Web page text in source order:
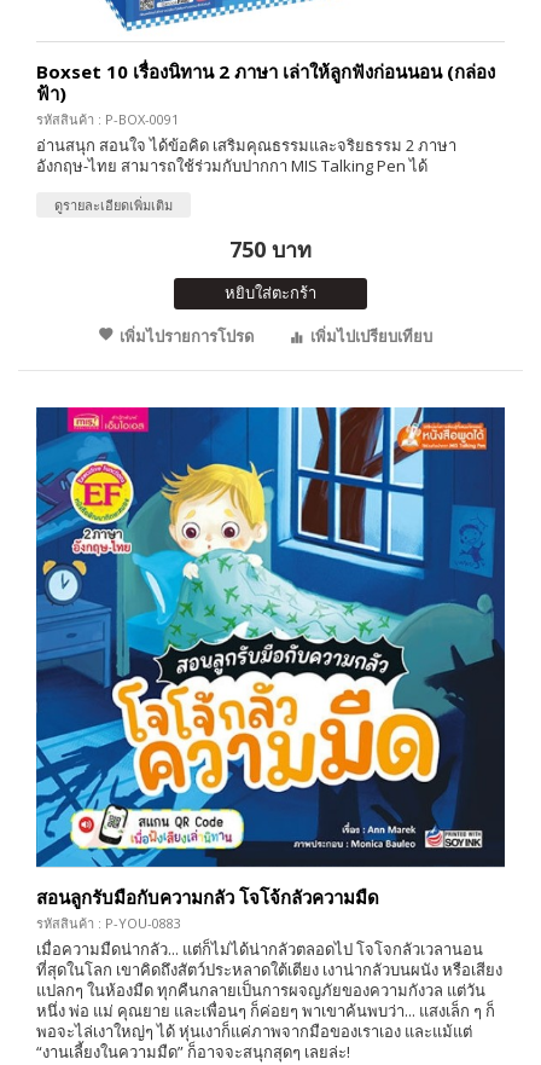
Boxset 10 เรื่องนิทาน 2 ภาษา เล่าให้ลูกฟังก่อนนอน (กล่อง
ฟ้า)
รหัสสินค้า : P-BOX-0091
อ่านสนุก สอนใจ ได้ข้อคิด เสริมคุณธรรมและจริยธรรม 2 ภาษา
อังกฤษ-ไทย สามารถใช้ร่วมกับปากกา MIS Talking Pen ได้
ดูรายละเอียดเพิ่มเติม
750 บาท
หยิบใส่ตะกร้า
เพิ่มไปรายการโปรด
เพิ่มไปเปรียบเทียบ
สอนลูกรับมือกับความกลัว โจโจ้กลัวความมืด
รหัสสินค้า : P-YOU-0883
เมื่อความมืดน่ากลัว... แต่ก็ไม่ได้น่ากลัวตลอดไป โจโจกลัวเวลานอน
ที่สุดในโลก เขาคิดถึงสัตว์ประหลาดใต้เตียง เงาน่ากลัวบนผนัง หรือเสียง
แปลกๆ ในห้องมืด ทุกคืนกลายเป็นการผจญภัยของความกังวล แต่วัน
หนึ่ง พ่อ แม่ คุณยาย และเพื่อนๆ ก็ค่อยๆ พาเขาค้นพบว่า... แสงเล็ก ๆ ก็
พอจะไล่เงาใหญ่ๆ ได้ หุ่นเงาก็แค่ภาพจากมือของเราเอง และแม้แต่
“งานเลี้ยงในความมืด” ก็อาจจะสนุกสุดๆ เลยล่ะ!